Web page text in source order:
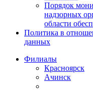
Порядок
надзорных
области
Политика в
данных
Филиалы
Красноярск
Ачинск